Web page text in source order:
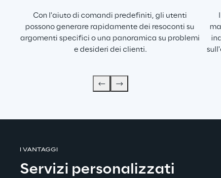
Con l'aiuto di comandi predefiniti, gli utenti
possono generare rapidamente dei resoconti su
argomenti specifici o una panoramica su problemi
e desideri dei clienti.
I VANTAGGI
Servizi personalizzati